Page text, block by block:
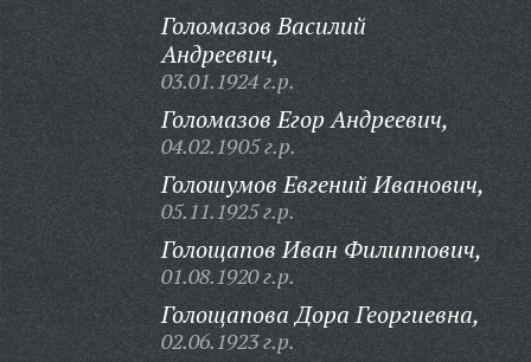
Голомазов Василий
Андреевич,
03.01.1924 г.р.
Голомазов Егор Андреевич,
04.02.1905 г.р.
Голошумов Евгений Иванович,
05.11.1925 г.р.
Голощапов Иван Филиппович,
01.08.1920 г.р.
Голощапова Дора Георгиевна,
02.06.1923 г.р.